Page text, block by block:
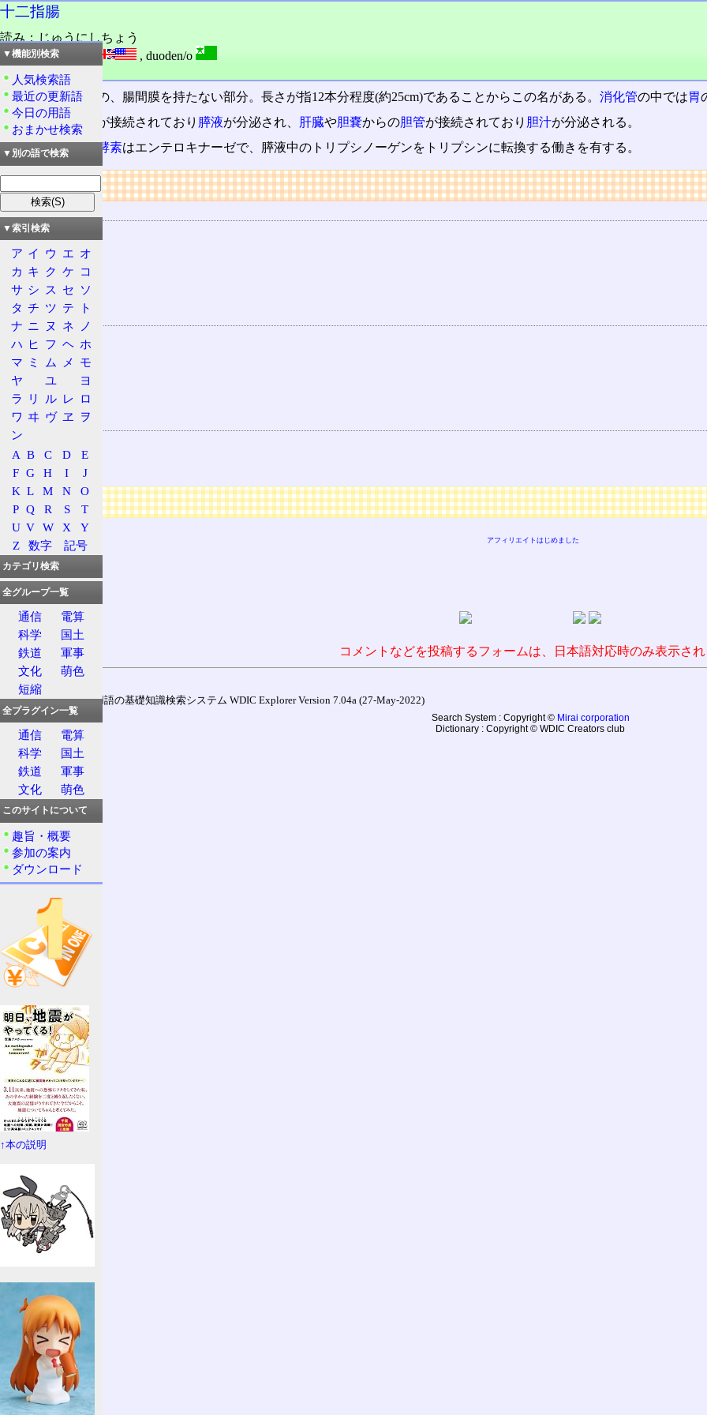
十二指腸
読み：じゅうにしちょう
外語：duodenum , duoden/o
品詞：名詞
小腸のうち上部の、腸間膜を持たない部分。長さが指12本分程度(約25cm)であることからこの名がある。消化管の中では胃
膵臓 からの 膵管 が接続されており 膵液が分泌され、 肝臓や胆嚢からの胆管が接続されており 胆汁が分泌される。
十二指腸の
消化酵素はエンテロキナーゼで、膵液中のトリプシノーゲンをトリプシンに転換する働きを有する。
器官の所属
消化系
消化器
消化管
小腸
関連する器官
膵臓
肝臓
胆管
関連する用語
広告
アフィリエイトはじめました
コメントなどを投稿するフォームは、日本語対応時のみ表示さ
通信用語の基礎知識検索システム WDIC Explorer Version 7.04a (27-May-2022)
Search System : Copyright © Mirai corporation
Dictionary : Copyright © WDIC Creators club
▼機能別検索
人気検索語
最近の更新語
今日の用語
おまかせ検索
▼別の語で検索
▼索引検索
ア イ ウ エ オ
カ キ ク ケ コ
サ シ ス セ ソ
タ チ ツ テ
ト
ナ ニ ヌ ネ
ノ
ハ ヒ フ ヘ ホ
マ ミ ム メ
モ
ヤ
ユ
ヨ
ラ
リ ル レ ロ
ワ ヰ ヴ ヱ
ヲ
ン
A B C D
E
F G H I
J
K L M N
O
P Q R S
T
U V W X
Y
Z
数字 記号
カテゴリ検索
全グループ一覧
通信
電算
科学
国土
鉄道
軍事
文化
萌色
短縮
全プラグイン一覧
通信
電算
科学
国土
鉄道
軍事
文化
萌色
このサイトについて
趣旨・概要
参加の案内
ダウンロード
↑本の説明